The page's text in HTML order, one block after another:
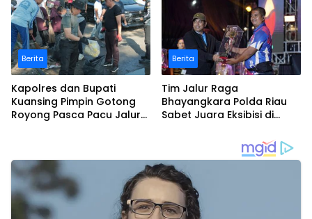
Berita
Kapolres dan Bupati
Kuansing Pimpin Gotong
Royong Pasca Pacu Jalur
Berita
Tim Jalur Raga
Bhayangkara Polda Riau
Sabet Juara Eksibisi di